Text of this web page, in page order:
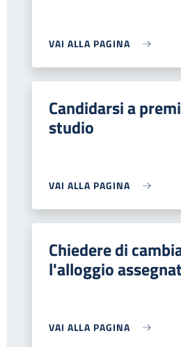
VAI ALLA PAGINA
Candidarsi a
studio
VAI ALLA PAGINA
Chiedere di
l'alloggio
VAI ALLA PAGINA